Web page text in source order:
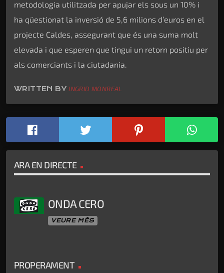
metodologia utilitzada per apujar els sous un 10% i
ha qüestionat la inversió de 5,6 milions d’euros en el
projecte Caldes, assegurant que és una suma molt
elevada i que esperen que tingui un retorn positiu per
als comerciants i la ciutadania.
WRITTEN BYINGRID MONREAL
ARA EN DIRECTE
ONDA CERO
VEURE MÉS
PROPERAMENT